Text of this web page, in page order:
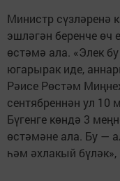
Министр сүзләренә
эшләгән беренче
өстәмә ала. «Элек
югарырак иде,
Рәисе Рөстәм
сентябреннән ул
Бүгенге көндә 3
өстәмәне ала. Бу —
һәм әхлакый